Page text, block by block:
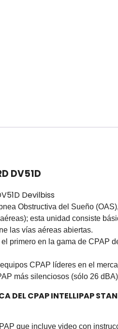
DV51D
Devilbiss
Obstructiva del Sueño
esta unidad consiste
las vías aéreas abiertas.
primero en la gama de CPAP
CPAP líderes en el
más silenciosos (sólo 26
DEL CPAP INTELLIPAP
que incluye video con